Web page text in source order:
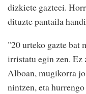
dizkiete gazteei.
dituzte pantaila
"20 urteko gazte bat
irristatu egin zen. Ez
Alboan, mugikorra
nintzen, eta